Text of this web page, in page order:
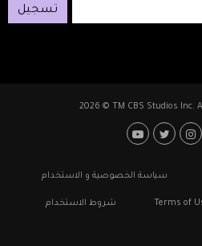
تسجيل
2026 © TM CBS Studios Inc.
سياسة الخصوصية و الاستخدام
Terms of شروط الاستخدام